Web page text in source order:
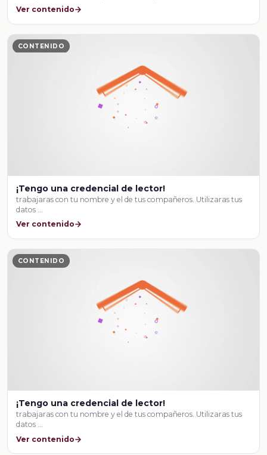
Ver contenido
CONTENIDO
¡Tengo una credencial de lector!
trabajaras con tu nombre y el de tus compañeros. Utilizaras tus
datos …
Ver contenido
CONTENIDO
¡Tengo una credencial de lector!
trabajaras con tu nombre y el de tus compañeros. Utilizaras tus
datos …
Ver contenido